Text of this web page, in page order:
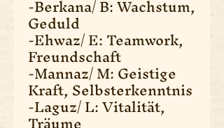
Geduld
-Ehwaz/ E: Teamwork,
Freundschaft
-Mannaz/ M: Geistige
Kraft, Selbsterkenntnis
-Laguz/ L: Vitalität,